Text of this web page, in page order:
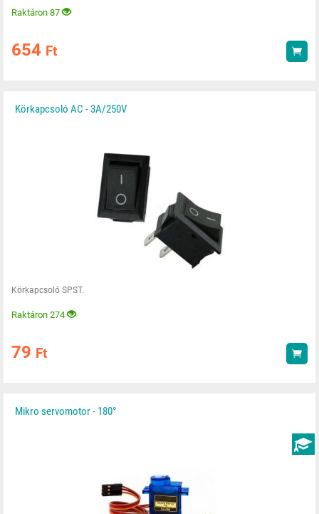
Raktáron 87
654 Ft
Körkapcsoló AC - 3A/250V
Körkapcsoló SPST.
Raktáron 274
79 Ft
Mikro servomotor - 180°